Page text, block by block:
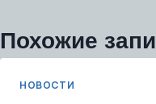
Похожие
НОВОСТИ